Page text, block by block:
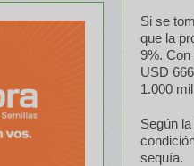
Si se
que la
9%. Con
USD
1.000
Según
sequía.